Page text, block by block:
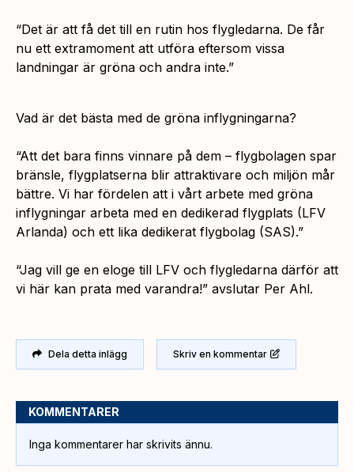
“Det är att få det till en rutin hos flygledarna. De får
nu ett extramoment att utföra eftersom vissa
landningar är gröna och andra inte.”
Vad är det bästa med de gröna inflygningarna?
“Att det bara finns vinnare på dem – flygbolagen spar
bränsle, flygplatserna blir attraktivare och miljön mår
bättre. Vi har fördelen att i vårt arbete med gröna
inflygningar arbeta med en dedikerad flygplats (LFV
Arlanda) och ett lika dedikerat flygbolag (SAS).”
“Jag vill ge en eloge till LFV och flygledarna därför att
vi här kan prata med varandra!” avslutar Per Ahl.
Dela detta inlägg Skriv en kommentar
KOMMENTARER
Inga kommentarer har skrivits ännu.